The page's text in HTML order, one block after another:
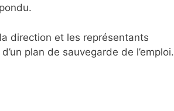
direction et les représentants
plan de sauvegarde de l’emploi.